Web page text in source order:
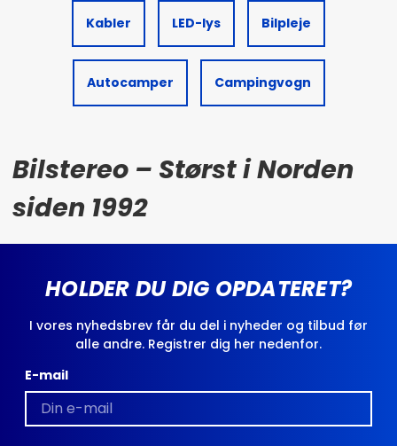
Kabler LED-lys Bilpleje
Autocamper Campingvogn
Bilstereo – Størst i Norden
siden 1992
HOLDER DU DIG OPDATERET?
I vores nyhedsbrev får du del i nyheder og tilbud før
alle andre. Registrer dig her nedenfor.
E-mail